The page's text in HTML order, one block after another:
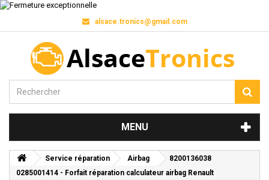
alsace.tronics@gmail.com
MENU
Service réparation Airbag
8200136038
0285001414 - Forfait réparation calculateur airbag Renault